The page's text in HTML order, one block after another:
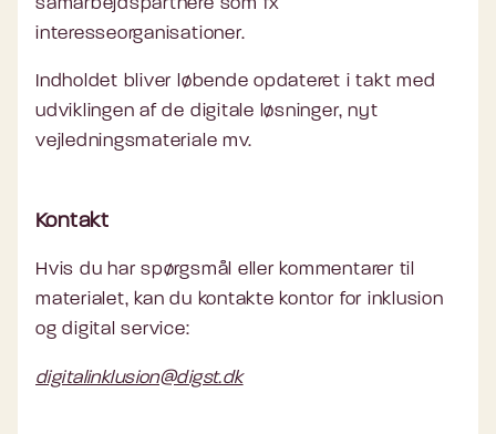
borgere med etnisk minoritetsbaggrund
bliver uddannet til at hjælpe til selvhjælp.
samarbejdspartnere som fx
interesseorganisationer.
Indholdet bliver løbende opdateret i takt med
udviklingen af de digitale løsninger, nyt
vejledningsmateriale mv.
Kontakt
Hvis du har spørgsmål eller kommentarer til
materialet, kan du kontakte kontor for inklusion
og digital service:
digitalinklusion@digst.dk